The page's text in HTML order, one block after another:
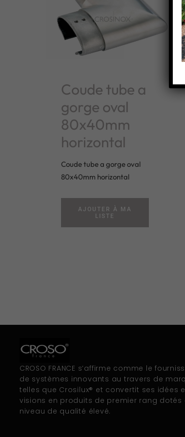
Coude tube a
gorge oval
80x40mm
horizontal
Coude tube a gorge oval
80x40mm horizontal
AJOUTER À MA
LISTE
CROSO FRANCE s’affirme comme le
de systèmes innovants au travers de
telles que Crosilux® et convertit ses idées
visions en produits de premier rang dotés
niveau de qualité élevé.